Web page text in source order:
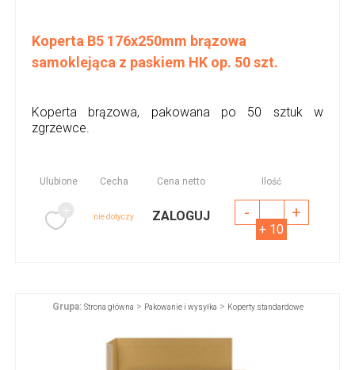
Koperta B5 176x250mm brązowa
samoklejąca z paskiem HK op. 50 szt.
Koperta brązowa, pakowana po 50 sztuk w
zgrzewce.
Ulubione Cecha Cena netto Ilość
nie dotyczy ZALOGUJ - +
+ 10
Grupa: Strona główna > Pakowanie i wysyłka > Koperty standardowe